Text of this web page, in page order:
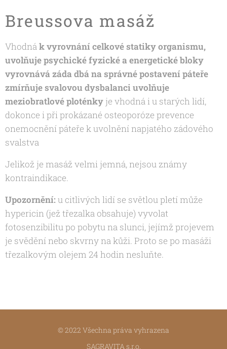
Breussova masáž
Vhodnák vyrovnání celkové statiky organismu,
uvolňuje psychické fyzické a energetické bloky
vyrovnává záda dbá na správné postavení páteře
zmírňuje svalovou dysbalanci uvolňuje
meziobratlové ploténky je vhodná i u starých lidí,
dokonce i při prokázané osteoporóze prevence
onemocnění páteře k uvolnění napjatého zádového
svalstva
Jelikož je masáž velmi jemná, nejsou známy
kontraindikace.
Upozornění: u citlivých lidí se světlou pletí může
hypericin (jež třezalka obsahuje) vyvolat
fotosenzibilitu po pobytu na slunci, jejímž projevem
je svědění nebo skvrny na kůži. Proto se po masáži
třezalkovým olejem 24 hodin nesluňte.
© 2022 Všechna práva vyhrazena
SAGRAVITA s.r.o.